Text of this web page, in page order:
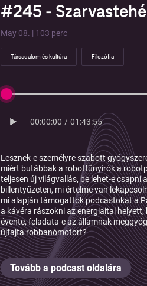
#245 -
May 08. | 103 perc
Társadalom és kultúra Filozófia
00:00:00 / 01:43:55
Lesznek-e személyre szabott
miért butábbak a robotfűnyírók a
teljesen új világvallás, be lehet-e
billentyűzeten, mi értelme van
mi alapján támogattok podcastokat a
a kávéra rászokni az energiaital
évente, feladata-e az államnak
újfajta robbanómotort?
Tovább a podcast oldalára